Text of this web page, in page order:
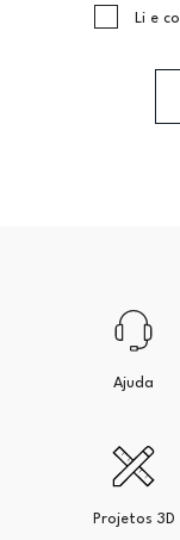
Li e
Ajuda
Projetos 3D